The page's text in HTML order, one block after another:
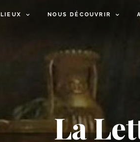
LIEUX NOUS DÉCOUVRIR
La